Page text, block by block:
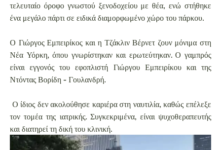
τελευταίο όροφο γνωστού ξενοδοχείου με θέα, ενώ στήθηκε
ένα μεγάλο πάρτι σε ειδικά διαμορφωμένο χώρο του πάρκου.
Ο Γιώργος Εμπειρίκος και η Τζάκλιν Βέρνετ ζουν μόνιμα στη
Νέα Υόρκη, όπου γνωρίστηκαν και ερωτεύτηκαν. Ο γαμπρός
είναι εγγονός του εφοπλιστή Γιώργου Εμπειρίκου και της
Ντόντας Βορίδη - Γουλανδρή.
Ο ίδιος δεν ακολούθησε καριέρα στη ναυτιλία, καθώς επέλεξε
τον τομέα της ιατρικής. Συγκεκριμένα, είναι ψυχοθεραπευτής
και διατηρεί τη δική του κλινική.